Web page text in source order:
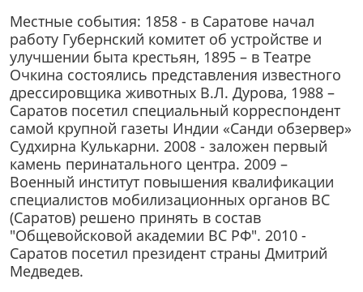
Местные события: 1858 - в Саратове начал
работу Губернский комитет об устройстве и
улучшении быта крестьян, 1895 – в Театре
Очкина состоялись представления известного
дрессировщика животных В.Л. Дурова, 1988 –
Саратов посетил специальный корреспондент
самой крупной газеты Индии «Санди обзервер»
Судхирна Кулькарни. 2008 - заложен первый
камень перинатального центра. 2009 –
Военный институт повышения квалификации
специалистов мобилизационных органов ВС
(Саратов) решено принять в состав
"Общевойсковой академии ВС РФ". 2010 -
Саратов посетил президент страны Дмитрий
Медведев.